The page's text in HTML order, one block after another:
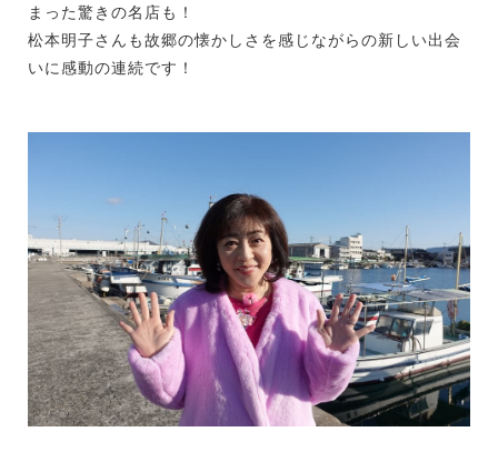
まった驚きの名店も！
松本明子さんも故郷の懐かしさを感じながらの新しい出会
いに感動の連続です！